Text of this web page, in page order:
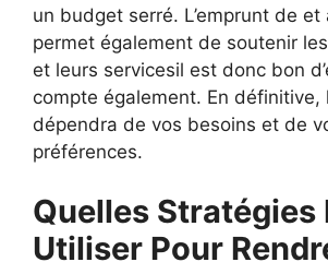
un budget serré. L’emprunt de et
permet également de soutenir
et leurs servicesil est donc bon
compte également. En définitive,
dépendra de vos besoins et de
préférences.
Quelles Stratégies
Utiliser Pour